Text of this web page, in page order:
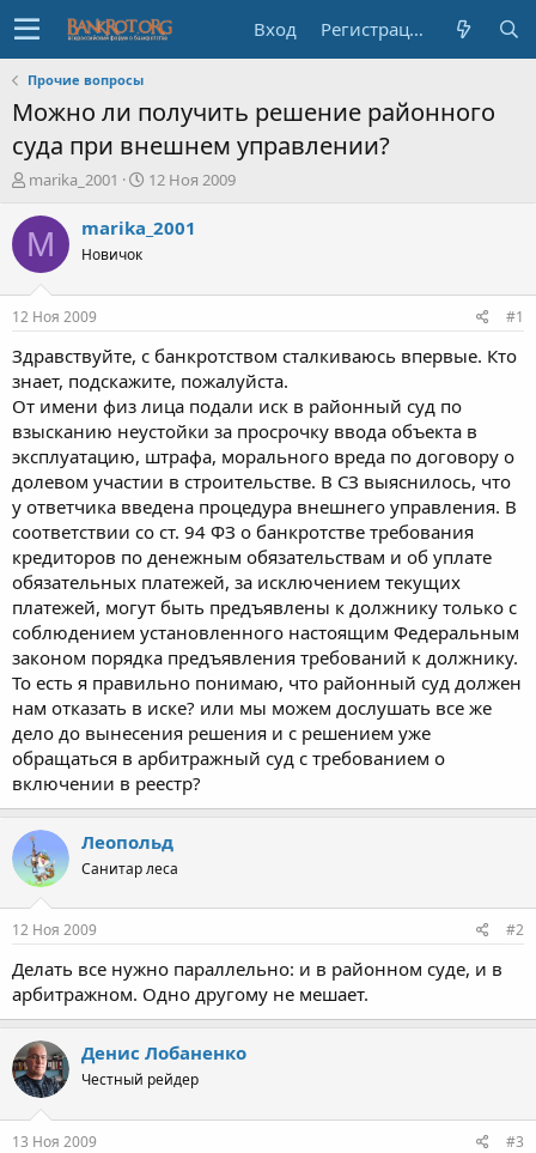
Вход Регистрация
Прочие вопросы
Можно ли получить решение районного
суда при внешнем управлении?
А
т
о
р
е
м
ы
marika_2001
Д
т
а
л
12 Ноя 2009
M marika_2001
Новичок
12 Ноя 2009 #1
Здравствуйте, с банкротством сталкиваюсь впервые. Кто
знает, подскажите, пожалуйста.
От имени физ лица подали иск в районный суд по
взысканию неустойки за просрочку ввода объекта в
эксплуатацию, штрафа, морального вреда по договору о
долевом участии в строительстве. В СЗ выяснилось, что
у ответчика введена процедура внешнего управления. В
соответствии со ст. 94 ФЗ о банкротстве требования
кредиторов по денежным обязательствам и об уплате
обязательных платежей, за исключением текущих
платежей, могут быть предъявлены к должнику только с
соблюдением установленного настоящим Федеральным
законом порядка предъявления требований к должнику.
То есть я правильно понимаю, что районный суд должен
нам отказать в иске? или мы можем дослушать все же
дело до вынесения решения и с решением уже
обращаться в арбитражный суд с требованием о
включении в реестр?
Леопольд
Санитар леса
12 Ноя 2009 #2
Делать все нужно параллельно: и в районном суде, и в
арбитражном. Одно другому не мешает.
Денис Лобаненко
Честный рейдер
13 Ноя 2009 #3